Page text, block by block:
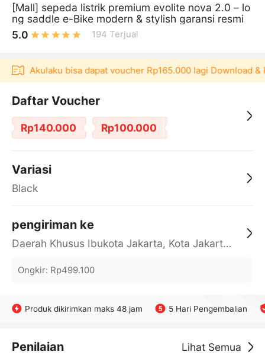
[Mall] sepeda listrik premium evolite nova 2.0 – lo
ng saddle e-Bike modern & stylish garansi resmi
5.0
194 Terjual
Akulaku bisa dapat voucher Rp165.000 lagi Download &
Daftar Voucher
Rp140.000 Rp100.000
Variasi
Black
pengiriman ke
Daerah Khusus Ibukota Jakarta, Kota Jakarta Barat, Cengkareng, yy
Ongkir: Rp499.100
Produk dikirimkan maks 48 jam 5 Hari Pengembalian
Penilaian Lihat Semua